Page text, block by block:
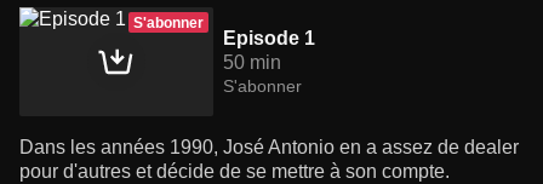
S'abonner
Episode 1
50 min
S'abonner
Dans les années 1990, José Antonio en a assez de dealer
pour d'autres et décide de se mettre à son compte.